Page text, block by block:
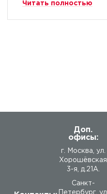
Читать полностью
Доп.
офисы:
г. Москва, ул.
Хорошёвская
3-я, д.21А.
Санкт-
Петербург, ул.